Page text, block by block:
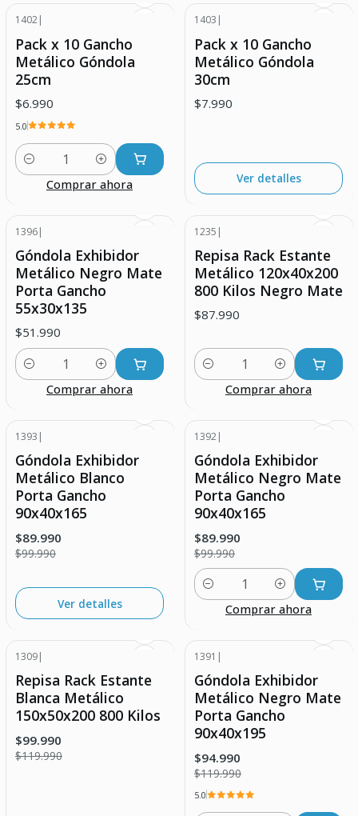
1402|
Pack x 10 Gancho
Metálico Góndola
25cm
$6.990
5.0
Cantidad
Comprar ahora
1403 |
Pack x 10 Gancho
Metálico Góndola
30cm
$7.990
Ver detalles
1396|
Góndola Exhibidor
Metálico Negro Mate
Porta Gancho
55x30x135
$51.990
Cantidad
Comprar ahora
1235 |
Repisa Rack Estante
Metálico 120x40x200
800 Kilos Negro Mate
$87.990
Cantidad
Comprar ahora
Agotado
1393 |
Góndola Exhibidor
Metálico Blanco
Porta Gancho
90x40x165
$89.990
$99.990
Ver detalles
1392|
Góndola Exhibidor
Metálico Negro Mate
Porta Gancho
90x40x165
$89.990
$99.990
Cantidad
Comprar ahora
Agotado
1309|
Repisa Rack Estante
Blanca Metálico
150x50x200 800 Kilos
$99.990
$119.990
1391 |
Góndola Exhibidor
Metálico Negro Mate
Porta Gancho
90x40x195
$94.990
$119.990
5.0